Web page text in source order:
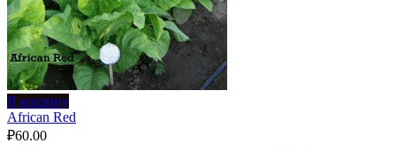
В корзину
African Red
₽60.00